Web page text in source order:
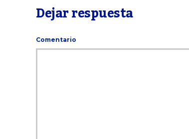
Dejar respuesta
Comentario